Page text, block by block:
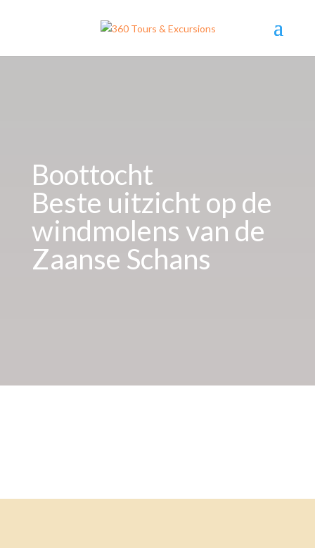
Boottocht
Beste uitzicht op de
windmolens van de
Zaanse Schans